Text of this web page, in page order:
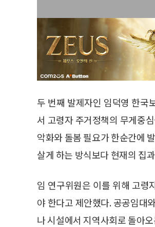
두 번째 발제자인 임덕영 한국
서 고령자 주거정책의 무게중
악화와 돌봄 필요가 한순간에
살게 하는 방식보다 현재의 집
임 연구위원은 이를 위해 고령
야 한다고 제안했다. 공공임대
나 시설에서 지역사회로 돌아